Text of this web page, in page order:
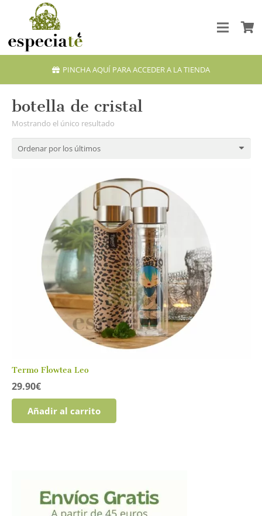
PINCHA AQUÍ PARA ACCEDER A LA TIENDA
botella de cristal
Mostrando el único resultado
Termo Flowtea Leo
29.90€
Añadir al carrito